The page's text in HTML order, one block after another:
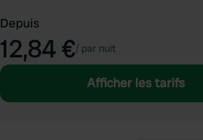
Depuis
12,84 €/ par nuit
Afficher les tarifs